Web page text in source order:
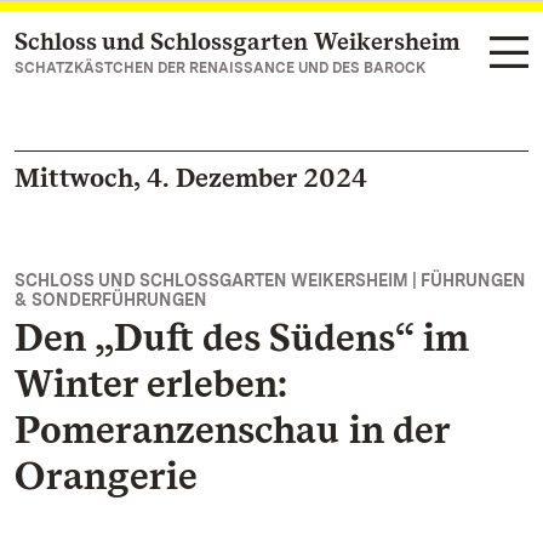
Zum Hauptinhalt springen
Schloss und Schlossgarten Weikersheim
SCHATZKÄSTCHEN DER RENAISSANCE UND DES BAROCK
Mittwoch, 4. Dezember 2024
SCHLOSS UND SCHLOSSGARTEN WEIKERSHEIM | FÜHRUNGEN
& SONDERFÜHRUNGEN
Den „Duft des Südens“ im
Winter erleben:
Pomeranzenschau in der
Orangerie